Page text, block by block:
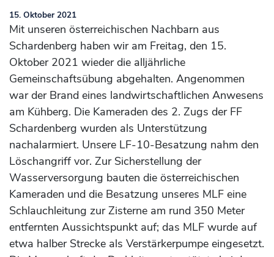
15. Oktober 2021
Mit unseren österreichischen Nachbarn aus
Schardenberg haben wir am Freitag, den 15.
Oktober 2021 wieder die alljährliche
Gemeinschaftsübung abgehalten. Angenommen
war der Brand eines landwirtschaftlichen Anwesens
am Kühberg. Die Kameraden des 2. Zugs der FF
Schardenberg wurden als Unterstützung
nachalarmiert. Unsere LF-10-Besatzung nahm den
Löschangriff vor. Zur Sicherstellung der
Wasserversorgung bauten die österreichischen
Kameraden und die Besatzung unseres MLF eine
Schlauchleitung zur Zisterne am rund 350 Meter
entfernten Aussichtspunkt auf; das MLF wurde auf
etwa halber Strecke als Verstärkerpumpe eingesetzt.